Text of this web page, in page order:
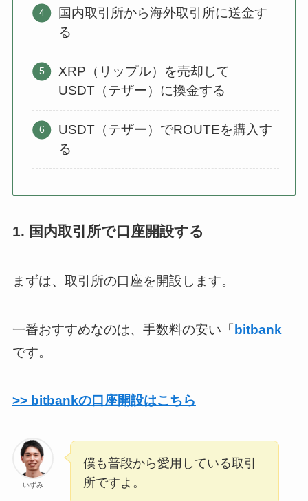
国内取引所から海外取引所に送金す
る
XRP（リップル）を売却して
USDT（テザー）に換金する
USDT（テザー）でROUTEを購入す
る
1. 国内取引所で口座開設する
まずは、取引所の口座を開設します。
一番おすすめなのは、手数料の安い「bitbank 」
です。
>> bitbankの口座開設はこちら
いずみ
僕も普段から愛用している取引
所ですよ。